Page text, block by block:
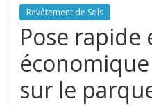
Revêtement de Sols
Pose rapide
sur le